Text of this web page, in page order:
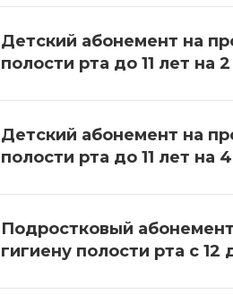
Детский абонемент на
полости рта до 11 лет на
Детский абонемент на
полости рта до 11 лет на
Подростковый
гигиену полости рта с